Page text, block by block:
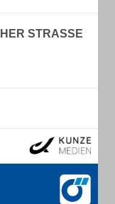
STRASSE